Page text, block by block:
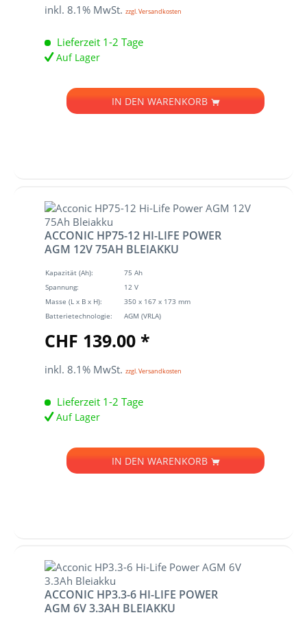
inkl. 8.1% MwSt. zzgl. Versandkosten
Lieferzeit 1-2 Tage
Auf Lager
IN DEN WARENKORB
ACCONIC HP75-12 HI-LIFE POWER
AGM 12V 75AH BLEIAKKU
Kapazität (Ah):
75 Ah
Spannung:
12 V
Masse (L x B x H):
350 x 167 x 173 mm
Batterietechnologie:
AGM (VRLA)
CHF 139.00 *
inkl. 8.1% MwSt. zzgl. Versandkosten
Lieferzeit 1-2 Tage
Auf Lager
IN DEN WARENKORB
ACCONIC HP3.3-6 HI-LIFE POWER
AGM 6V 3.3AH BLEIAKKU